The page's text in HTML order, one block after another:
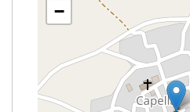
−